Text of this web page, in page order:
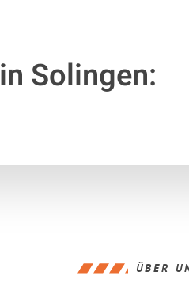
in Solingen:
ÜBER